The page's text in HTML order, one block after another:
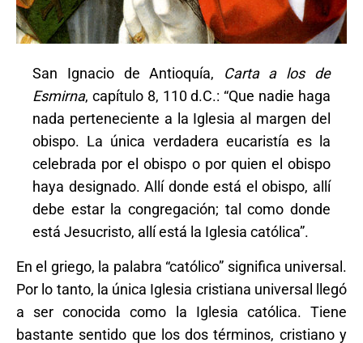
San Ignacio de Antioquía,
Carta a los de
Esmirna, capítulo 8, 110 d.C.: “Que nadie haga
nada perteneciente a la Iglesia al margen del
obispo. La única verdadera eucaristía es la
celebrada por el obispo o por quien el obispo
haya designado. Allí donde está el obispo, allí
debe estar la congregación; tal como donde
está Jesucristo, allí está la Iglesia católica”.
En el griego, la palabra “católico” significa universal.
Por lo tanto, la única Iglesia cristiana universal llegó
a ser conocida como la Iglesia católica. Tiene
bastante sentido que los dos términos, cristiano y